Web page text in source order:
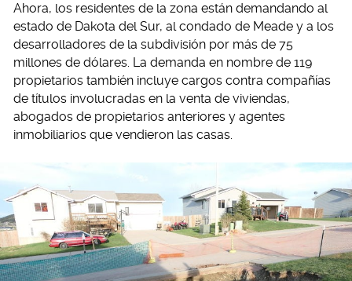
Ahora, los residentes de la zona están demandando al
estado de Dakota del Sur, al condado de Meade y a los
desarrolladores de la subdivisión por más de 75
millones de dólares. La demanda en nombre de 119
propietarios también incluye cargos contra compañías
de títulos involucradas en la venta de viviendas,
abogados de propietarios anteriores y agentes
inmobiliarios que vendieron las casas.